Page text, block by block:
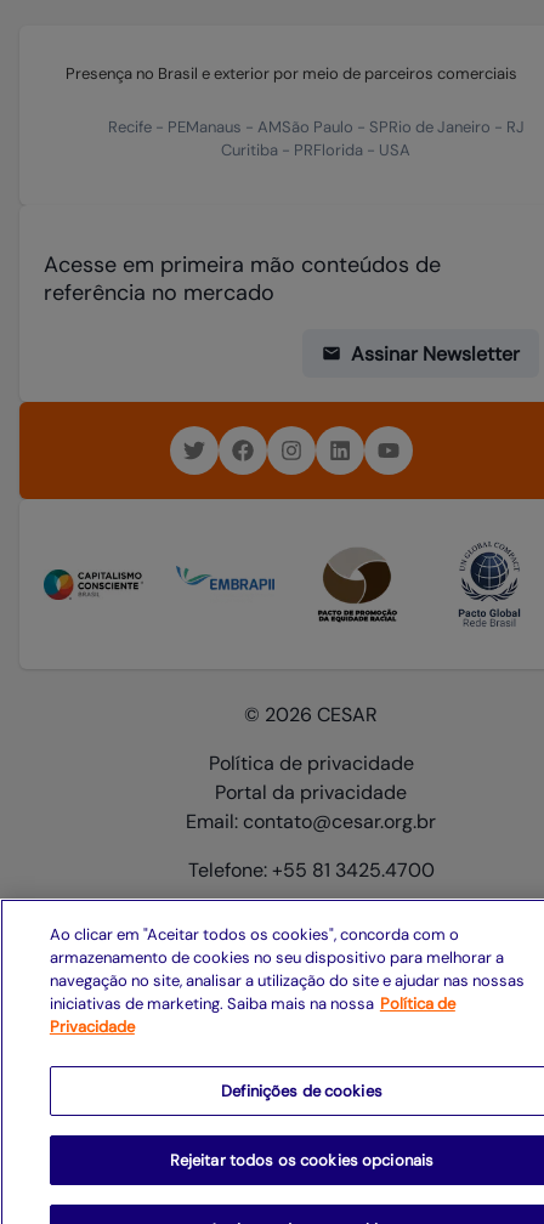
Presença no Brasil e exterior por meio de parceiros comerciais
Recife- PEManaus - AMSão Paulo - SPRio de Janeiro - RJ
Curitiba - PRFlorida - USA
Acesse em primeira mão conteúdos de
referência no mercado
Assinar Newsletter
© 2026 CESAR
Política de privacidade
Portal da privacidade
Email: contato@cesar.org.br
Telefone: +55 81 3425.4700
Ao clicar em "Aceitar todos os cookies", concorda com o
armazenamento de cookies no seu dispositivo para melhorar a
navegação no site, analisar a utilização do site e ajudar nas nossas
iniciativas de marketing. Saiba mais na nossa Política de
Privacidade
Definições de cookies
Rejeitar todos os cookies opcionais